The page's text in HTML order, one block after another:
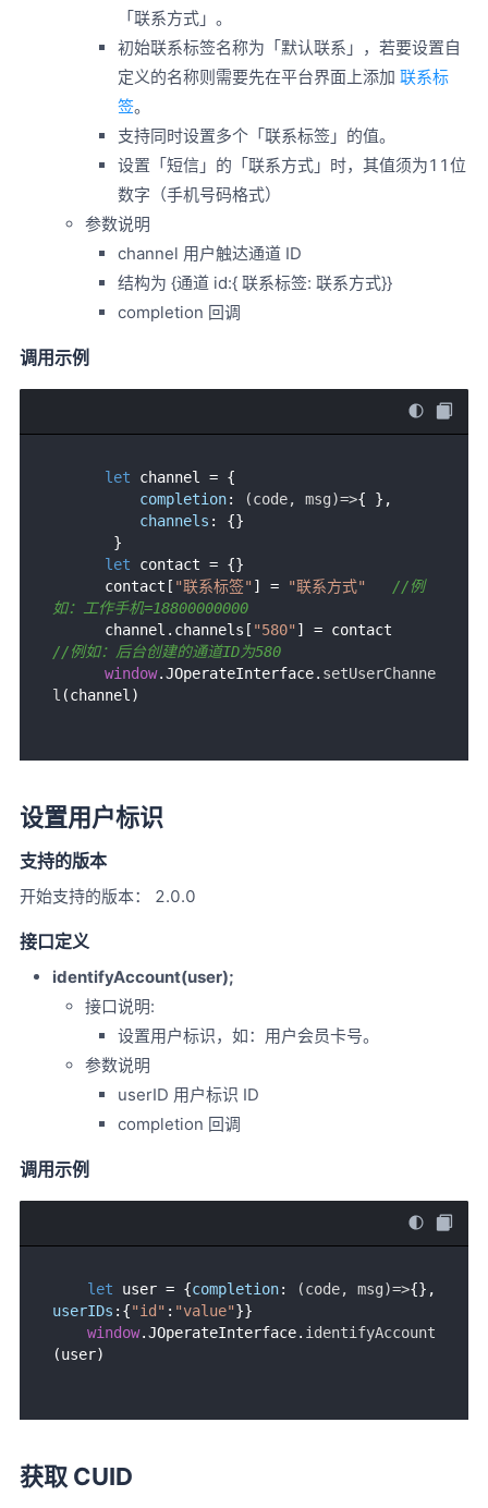
「联系方式」。
初始联系标签名称为「默认联系」，若要设置自
定义的名称则需要先在平台界面上添加 联系标
签。
支持同时设置多个「联系标签」的值。
设置「短信」的「联系方式」时，其值须为11位
数字（手机号码格式）
参数说明
channel 用户触达通道 ID
结构为 {通道 id:{ 联系标签: 联系方式}}
completion 回调
调用示例
let channel = {
completion: (code, msg)=>{ },
channels : {}
let contact = {}
      contact[
"联系标签" ] = "联系方式"
//例
如：工作手机=18800000000
      channel.
channels [ "580"
//例如：后台创建的通道ID为580
window.JOperateInterface. setUserChanne
l
设置用户标识
支持的版本
开始支持的版本： 2.0.0
接口定义
identifyAccount(user);
接口说明:
设置用户标识，如：用户会员卡号。
参数说明
userID 用户标识 ID
completion 回调
调用示例
let user = {completion: (code, msg)=>
userIDs :{"id" : "value"}}
window.JOperateInterface. identifyAccount
获取 CUID